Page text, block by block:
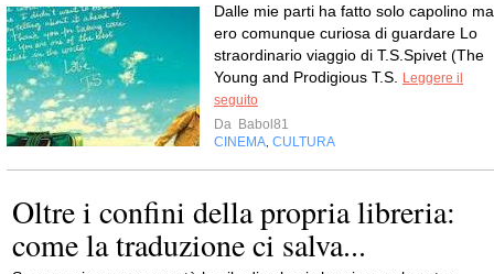
Dalle mie parti ha fatto solo capolino ma
ero comunque curiosa di guardare Lo
straordinario viaggio di T.S.Spivet (The
Young and Prodigious T.S.
Leggere il
seguito
Da Babol81
CINEMA CULTURA
Oltre i confini della propria libreria:
come la traduzione ci salva...